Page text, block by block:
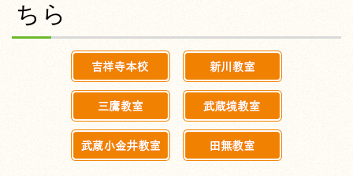
ちら